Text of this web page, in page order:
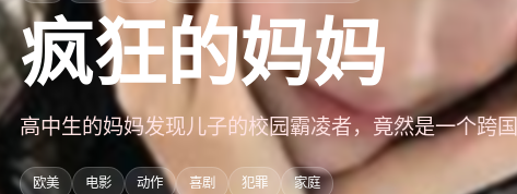
疯狂的妈妈
高中生的妈妈发现儿子的校园霸凌者，竟然是一个跨
欧美 电影 动作 喜剧 犯罪 家庭